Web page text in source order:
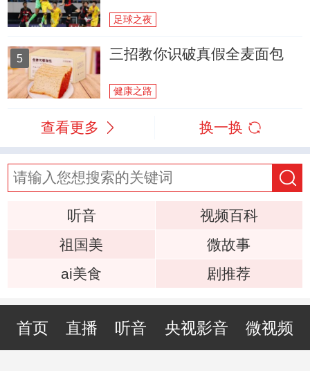
足球之夜
5 三招教你识破真假全麦面包
健康之路
查看更多 换一换
听音
视频百科
祖国美
微故事
ai美食
剧推荐
首页 直播 听音 央视影音 微视频